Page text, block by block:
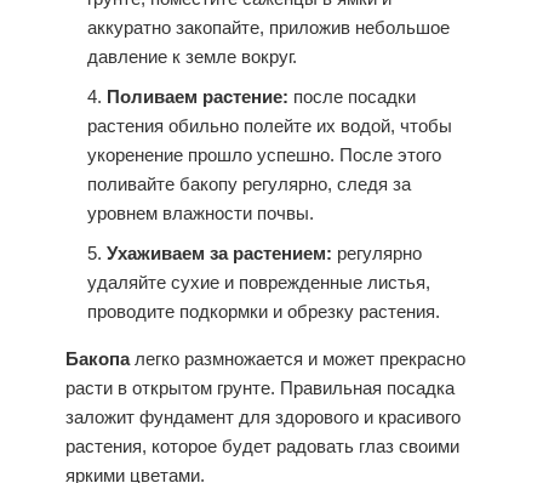
аккуратно закопайте, приложив небольшое
давление к земле вокруг.
Поливаем растение: после посадки
растения обильно полейте их водой, чтобы
укоренение прошло успешно. После этого
поливайте бакопу регулярно, следя за
уровнем влажности почвы.
Ухаживаем за растением: регулярно
удаляйте сухие и поврежденные листья,
проводите подкормки и обрезку растения.
Бакопалегко размножается и может прекрасно
расти в открытом грунте. Правильная посадка
заложит фундамент для здорового и красивого
растения, которое будет радовать глаз своими
яркими цветами.